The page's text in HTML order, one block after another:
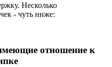
Несколько
- чуть ниже:
отношение к